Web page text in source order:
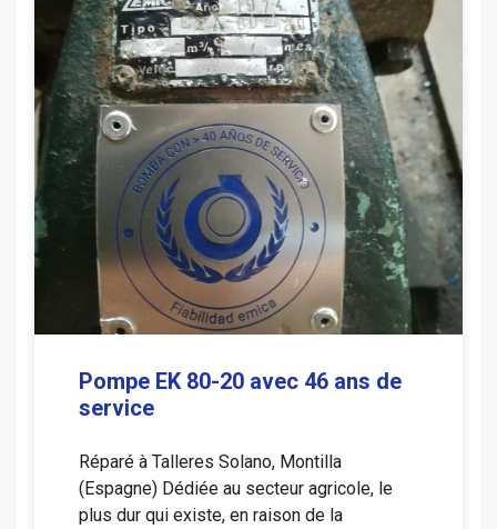
Pompe EK 80-20 avec 46 ans de
service
Réparé à Talleres Solano, Montilla
(Espagne) Dédiée au secteur agricole, le
plus dur qui existe, en raison de la